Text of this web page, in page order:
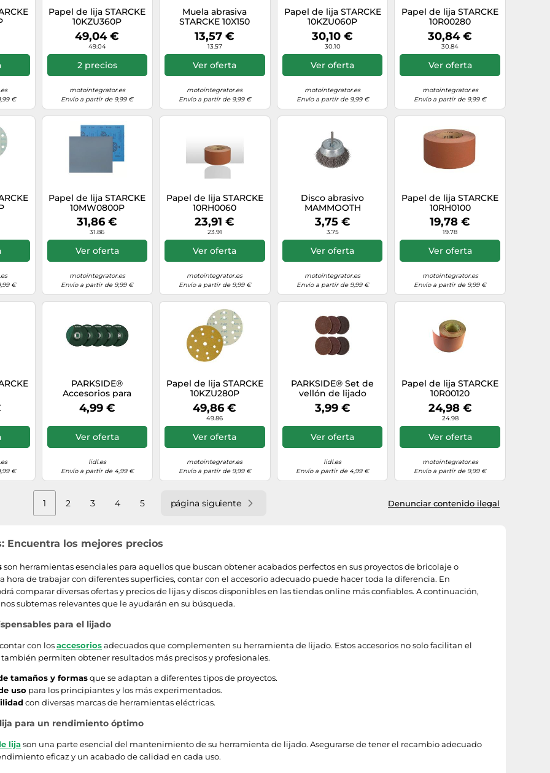
€
Papel de lija STARCKE
10KZU360P
49,04 €
49.04
2 precios
motointegrator.es
Envío a partir de 9,99 €
Muela abrasiva
STARCKE 10X150
13,57 €
13.57
Ver oferta
motointegrator.es
Envío a partir de 9,99 €
Papel de lija STARCKE
10KZU060P
30,10 €
30.10
Ver oferta
motointegrator.es
Envío a partir de 9,99 €
Papel de lija STARCKE
10R00280
30,84 €
30.84
Ver oferta
motointegrator.es
Envío a partir de 9,99 €
€
Papel de lija STARCKE
10MW0800P
31,86 €
31.86
Ver oferta
motointegrator.es
Envío a partir de 9,99 €
Papel de lija STARCKE
10RH0060
23,91 €
23.91
Ver oferta
motointegrator.es
Envío a partir de 9,99 €
Disco abrasivo
MAMMOOTH
M.CB.T6.C80X0.3
3,75 €
3.75
Ver oferta
motointegrator.es
Envío a partir de 9,99 €
Papel de lija STARCKE
10RH0100
19,78 €
19.78
Ver oferta
motointegrator.es
Envío a partir de 9,99 €
€
PARKSIDE®
Accesorios para
amoladora angular
(Discos abrasivos 5
4,99 €
Ver oferta
lidl.es
Envío a partir de 4,99 €
Papel de lija STARCKE
10KZU280P
49,86 €
49.86
Ver oferta
motointegrator.es
Envío a partir de 9,99 €
PARKSIDE® Set de
vellón de lijado
(Schleifvlies)
3,99 €
Ver oferta
lidl.es
Envío a partir de 4,99 €
Papel de lija STARCKE
10R00120
24,98 €
24.98
Ver oferta
motointegrator.es
Envío a partir de 9,99 €
Denunciar contenido ilegal
1 2 3 4 5 página siguiente
Encuentra los mejores precios
son herramientas esenciales para aquellos que buscan obtener acabados perfectos en sus proyectos de bricolaje o
hora de trabajar con diferentes superficies, contar con el accesorio adecuado puede hacer toda la diferencia. En
comparar diversas ofertas y precios de lijas y discos disponibles en las tiendas online más confiables. A continuación,
subtemas relevantes que le ayudarán en su búsqueda.
para el lijado
con losaccesoriosadecuados que complementen su herramienta de lijado. Estos accesorios no solo facilitan el
permiten obtener resultados más precisos y profesionales.
tamaños y formasque se adaptan a diferentes tipos de proyectos.
uso para los principiantes y los más experimentados.
con diversas marcas de herramientas eléctricas.
para un rendimiento óptimo
lijason una parte esencial del mantenimiento de su herramienta de lijado. Asegurarse de tener el recambio adecuado
eficaz y un acabado de calidad en cada uso.